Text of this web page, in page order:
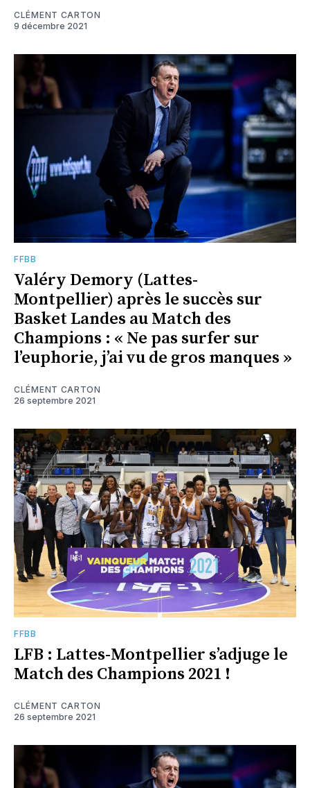
CLÉMENT CARTON
9 décembre 2021
FFBB
Valéry Demory (Lattes-
Montpellier) après le succès sur
Basket Landes au Match des
Champions : « Ne pas surfer sur
l’euphorie, j’ai vu de gros manques »
CLÉMENT CARTON
26 septembre 2021
FFBB
LFB : Lattes-Montpellier s’adjuge le
Match des Champions 2021 !
CLÉMENT CARTON
26 septembre 2021